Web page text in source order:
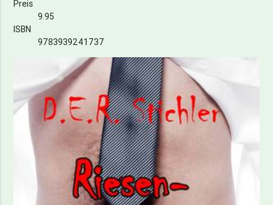
Preis
9.95
ISBN
9783939241737